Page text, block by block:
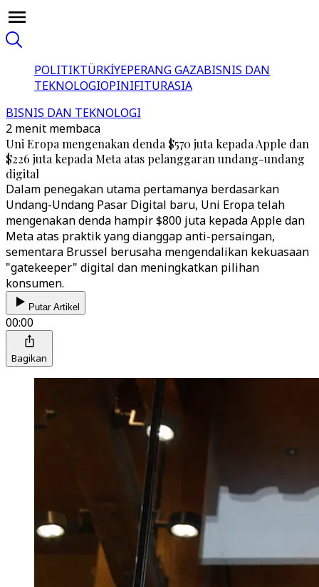
POLITIKTÜRKİYEPERANG GAZABISNIS DAN
TEKNOLOGIOPINIFITURASIA
BISNIS DAN TEKNOLOGI
2 menit membaca
Uni Eropa mengenakan denda $570 juta kepada Apple dan
$226 juta kepada Meta atas pelanggaran undang-undang
digital
Dalam penegakan utama pertamanya berdasarkan
Undang-Undang Pasar Digital baru, Uni Eropa telah
mengenakan denda hampir $800 juta kepada Apple dan
Meta atas praktik yang dianggap anti-persaingan,
sementara Brussel berusaha mengendalikan kekuasaan
"gatekeeper" digital dan meningkatkan pilihan
konsumen.
Putar Artikel
00:00
Bagikan